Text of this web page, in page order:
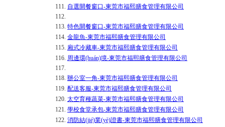
111. 自選開餐窗口-東莞市福熙膳食管理有限公司
112.
113. 特色開餐窗口-東莞市福熙膳食管理有限公司
114. 金龍魚-東莞市福熙膳食管理有限公司
115. 廂式冷藏車-東莞市福熙膳食管理有限公司
116. 周邊環(huán)境-東莞市福熙膳食管理有限公司
117.
118. 辦公室一角-東莞市福熙膳食管理有限公司
119. 配送客服-東莞市福熙膳食管理有限公司
120. 太空育種蔬菜-東莞市福熙膳食管理有限公司
121. 學校食堂承包-東莞市福熙膳食管理有限公司
122. 消防結(jié)業(yè)證書-東莞市福熙膳食管理有限公司